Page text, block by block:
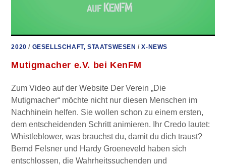
2020 / GESELLSCHAFT, STAATSWESEN /X-NEWS
Mutigmacher e.V. bei KenFM
Zum Video auf der Website Der Verein „Die
Mutigmacher“ möchte nicht nur diesen Menschen im
Nachhinein helfen. Sie wollen schon zu einem ersten,
dem entscheidenden Schritt animieren. Ihr Credo lautet:
Whistleblower, was brauchst du, damit du dich traust?
Bernd Felsner und Hardy Groeneveld haben sich
entschlossen, die Wahrheitssuchenden und